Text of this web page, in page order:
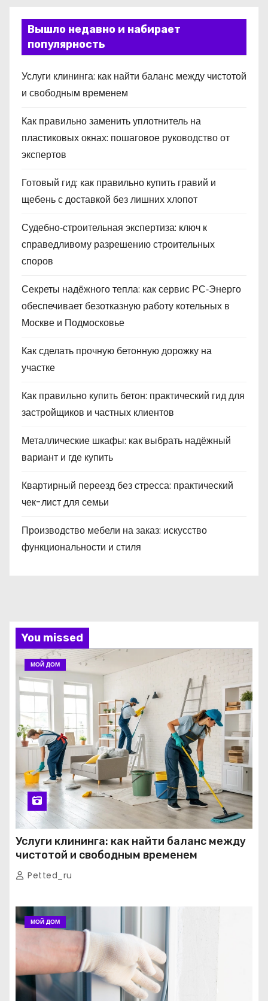
Вышло недавно и набирает
популярность
Услуги клининга: как найти баланс между чистотой
и свободным временем
Как правильно заменить уплотнитель на
пластиковых окнах: пошаговое руководство от
экспертов
Готовый гид: как правильно купить гравий и
щебень с доставкой без лишних хлопот
Судебно‑строительная экспертиза: ключ к
справедливому разрешению строительных
споров
Секреты надёжного тепла: как сервис РС‑Энерго
обеспечивает безотказную работу котельных в
Москве и Подмосковье
Как сделать прочную бетонную дорожку на
участке
Как правильно купить бетон: практический гид для
застройщиков и частных клиентов
Металлические шкафы: как выбрать надёжный
вариант и где купить
Квартирный переезд без стресса: практический
чек-лист для семьи
Производство мебели на заказ: искусство
функциональности и стиля
You missed
МОЙ ДОМ
Услуги клининга: как найти баланс между
чистотой и свободным временем
Petted_ru
МОЙ ДОМ